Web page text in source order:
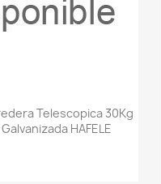
Vista rápida
Telescopica 30Kg
HAFELE